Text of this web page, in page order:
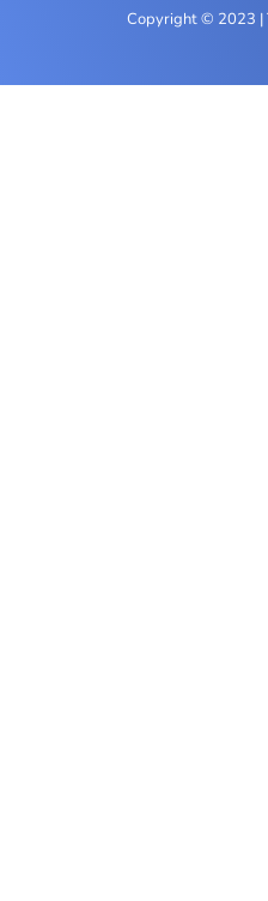
Copyright © 2023 |